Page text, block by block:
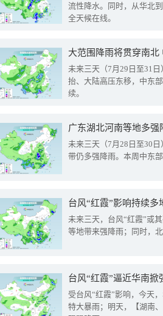
流性降水。同时，从华北
全天候在线。
大范围降雨将贯穿南
未来三天（7月29日至31
抬、大陆高压东移，中东
续。
广东湖北河南等地多
未来三天（7月28日至30
带仍多强降雨。本周中东
台风“红霞”影响持续
未来三天，台风“红霞”或
等地带来强降雨；同时，
台风“红霞”逼近华南
受台风“红霞”影响，今天
特大暴雨；明天，【湖南